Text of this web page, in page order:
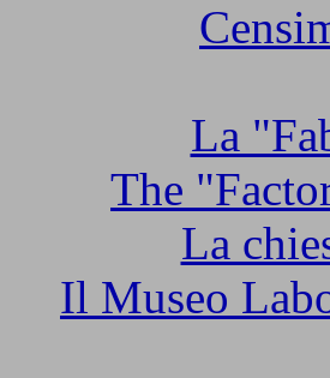
La
The
La
Il Museo